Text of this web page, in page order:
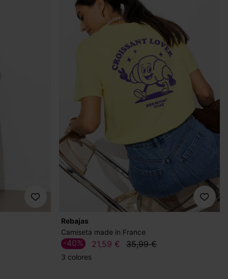
Rebajas
Camiseta made in France
21,59 € 35,99 €
-40%
3 colores